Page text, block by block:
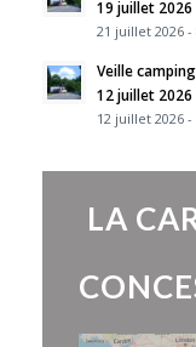
19 juillet 2026
21 juillet 2026
Veille
12 juillet 2026
12 juillet 2026
LA